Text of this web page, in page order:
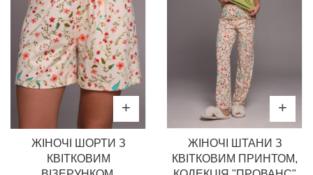
ЖІНОЧІ ШОРТИ З
КВІТКОВИМ
ЖІНОЧІ ШТАНИ З
КВІТКОВИМ ПРИНТОМ,